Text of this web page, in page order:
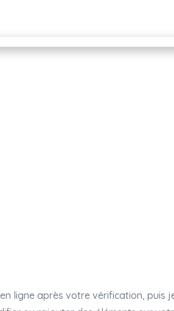
ligne après votre vérification, puis